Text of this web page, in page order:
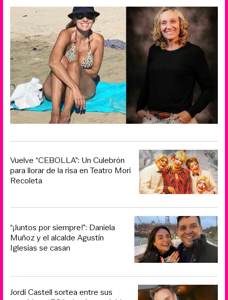
Vuelve “CEBOLLA”: Un Culebrón
para llorar de la risa en Teatro Mori
Recoleta
“¡Juntos por siempre!”: Daniela
Muñoz y el alcalde Agustín
Iglesias se casan
Jordi Castell sortea entre sus